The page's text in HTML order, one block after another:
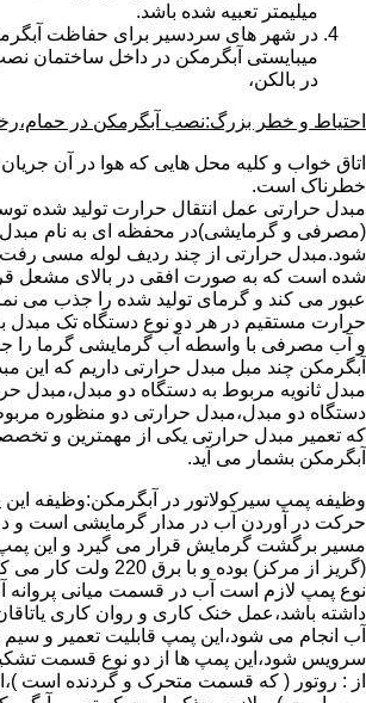
میلیمتر تعبیه شده باشد.
در شهر های سردسیر برای حفاظت
میبایستی آبگرمکن در داخل ساختمان
در بالکن،
احتیاط و خطر بزرگ:نصب آبگرمکن در
اتاق خواب و کلیه محل هایی که هوا در آن جریان
خطرناک است.
مبدل حرارتی عمل انتقال حرارت تولید شده
(مصرفی و گرمایشی)در محفظه ای به نام مبدل
شود.مبدل حرارتی از چند ردیف لوله مسی
شده است که به صورت افقی در بالای مشعل
عبور می کند و گرمای تولید شده را جذب می
حرارت مستقیم در هر دو نوع دستگاه تک
و آب مصرفی با واسطه آب گرمایشی گرما را
آبگرمکن چند مبل مبدل حرارتی داریم که این
مبدل ثانویه مربوط به دستگاه دو مبدل،مبدل
دستگاه دو مبدل،مبدل حرارتی دو منظوره
که تعمیر مبدل حرارتی یکی از مهمترین و
آبگرمکن بشمار می آید.
وظیفه پمپ سیرکولاتور در آبگرمکن:وظیفه
حرکت در آوردن آب در مدار گرمایشی است و
مسیر برگشت گرمایش قرار می گیرد و این پمپ
(گریز از مرکز) بوده و با
نوع پمپ لازم است آب در قسمت میانی
داشته باشد،عمل خنک کاری و روان کاری
آب انجام می شود،این پمپ قابلیت تعمیر و سیم
سرویس شود،این پمپ ها از دو نوع قسمت
از : روتور ( که قسمت متحرک و گردنده است